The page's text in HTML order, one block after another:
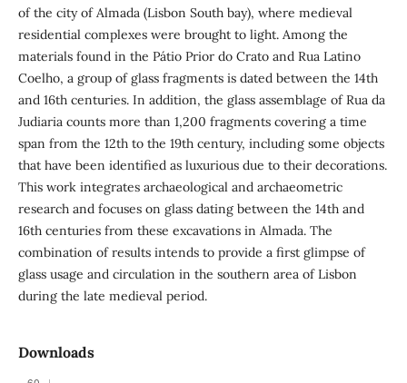
of the city of Almada (Lisbon South bay), where medieval
residential complexes were brought to light. Among the
materials found in the Pátio Prior do Crato and Rua Latino
Coelho, a group of glass fragments is dated between the 14th
and 16th centuries. In addition, the glass assemblage of Rua da
Judiaria counts more than 1,200 fragments covering a time
span from the 12th to the 19th century, including some objects
that have been identified as luxurious due to their decorations.
This work integrates archaeological and archaeometric
research and focuses on glass dating between the 14th and
16th centuries from these excavations in Almada. The
combination of results intends to provide a first glimpse of
glass usage and circulation in the southern area of Lisbon
during the late medieval period.
Downloads